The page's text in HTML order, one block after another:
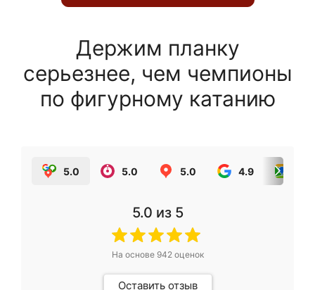
Держим планку
серьезнее, чем чемпионы
по фигурному катанию
5.0 5.0 5.0 4.9
5.0 из 5
На основе 942оценок
Оставить отзыв